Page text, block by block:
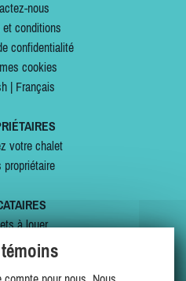
nous
et conditions
confidentialité
cookies
| Français
votre chalet
propriétaire
à louer
à vendre